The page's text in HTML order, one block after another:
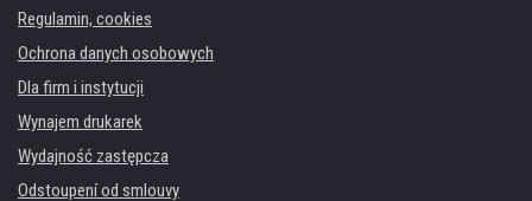
Regulamin, cookies
Ochrona danych osobowych
Dla firm i instytucji
Wynajem drukarek
Wydajność zastępcza
Odstoupení od smlouvy